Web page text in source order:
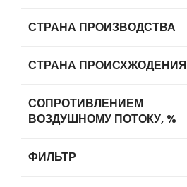
СТРАНА ПРОИЗВОДСТВА
СТРАНА ПРОИСХЖОДЕНИЯ
СОПРОТИВЛЕНИЕМ
ВОЗДУШНОМУ ПОТОКУ, %
ФИЛЬТР